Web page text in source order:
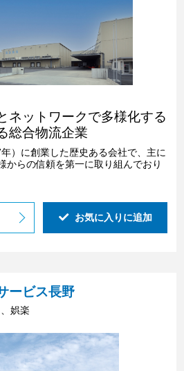
ネットワークで多様化する
総合物流企業
）に創業した歴史ある会社で、主に
からの信頼を第一に取り組んでおり
お気に入りに追加
ービス長野
娯楽